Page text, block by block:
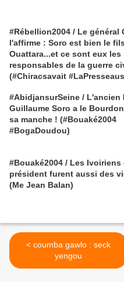
#Rébellion2004 / Le général
l'affirme : Soro est bien le
Ouattara...et ce sont eux les
responsables de la guerre
(#Chiracsavait
#AbidjansurSeine / L'ancien
Guillaume Soro a le
sa manche ! (#Bouaké2004
#BogaDoudou)
#Bouaké2004 / Les Ivoiriens
président furent aussi des
(Me Jean Balan)
< coumba gawlo : seck
yengou